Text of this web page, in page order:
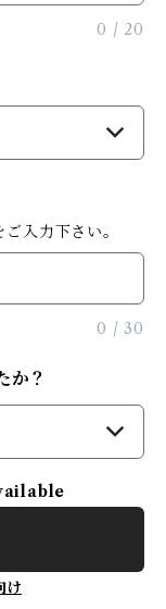
0 / 20
入力下さい。
0 / 30
か？
け